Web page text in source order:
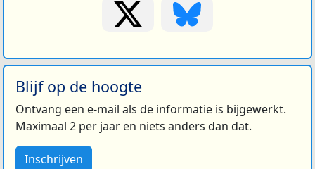
Blijf op de hoogte
Ontvang een e-mail als de informatie is bijgewerkt.
Maximaal 2 per jaar en niets anders dan dat.
Inschrijven